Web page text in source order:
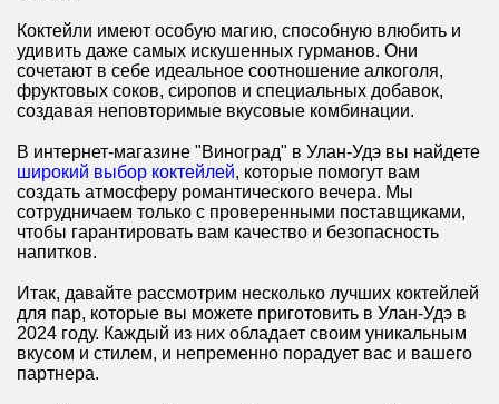
Коктейли имеют особую магию, способную влюбить и
удивить даже самых искушенных гурманов. Они
сочетают в себе идеальное соотношение алкоголя,
фруктовых соков, сиропов и специальных добавок,
создавая неповторимые вкусовые комбинации.
В интернет-магазине "Виноград" в Улан-Удэ вы найдете
широкий выбор коктейлей, которые помогут вам
создать атмосферу романтического вечера. Мы
сотрудничаем только с проверенными поставщиками,
чтобы гарантировать вам качество и безопасность
напитков.
Итак, давайте рассмотрим несколько лучших коктейлей
для пар, которые вы можете приготовить в Улан-Удэ в
2024 году. Каждый из них обладает своим уникальным
вкусом и стилем, и непременно порадует вас и вашего
партнера.